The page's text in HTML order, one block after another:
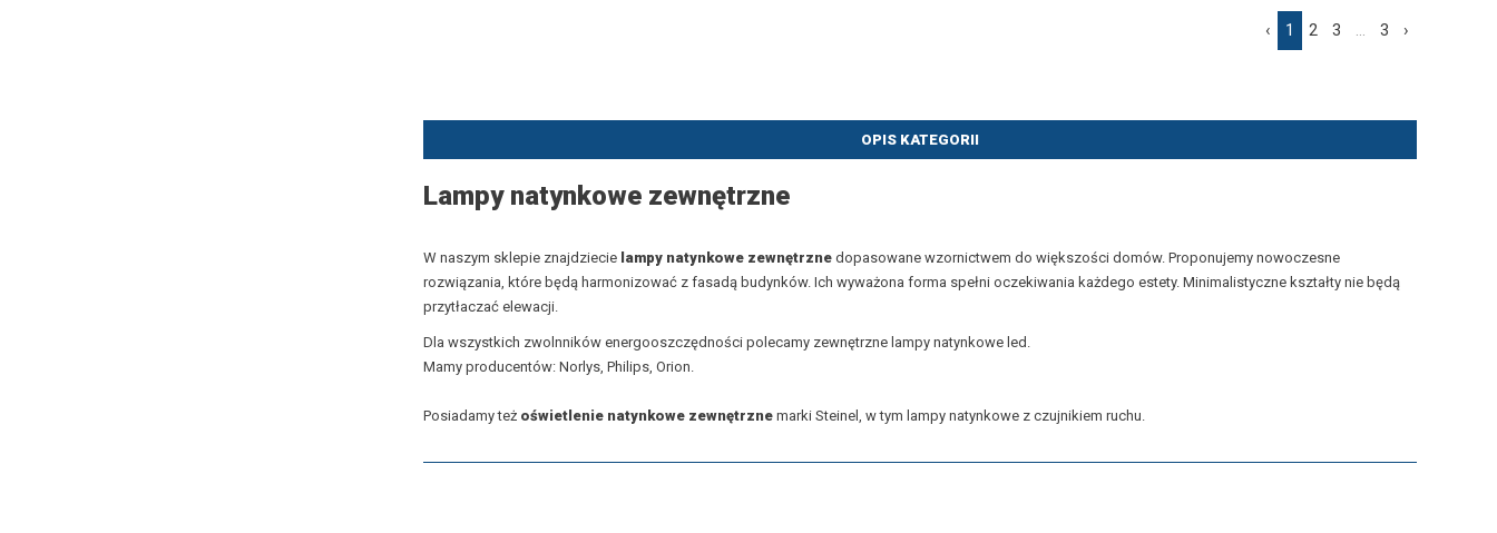
‹ 1 2 3 ... 3 ›
OPIS KATEGORII
Lampy natynkowe zewnętrzne
W naszym sklepie znajdziecie lampy natynkowe zewnętrznedopasowane wzornictwem do większości domów. Proponujemy nowoczesne
rozwiązania, które będą harmonizować z fasadą budynków. Ich wyważona forma spełni oczekiwania każdego estety. Minimalistyczne kształty nie będą
przytłaczać elewacji.
Dla wszystkich zwolnników energooszczędności polecamy zewnętrzne lampy natynkowe led.
Mamy producentów: Norlys, Philips, Orion.
Posiadamy też oświetlenie natynkowe zewnętrznemarki Steinel, w tym lampy natynkowe z czujnikiem ruchu.